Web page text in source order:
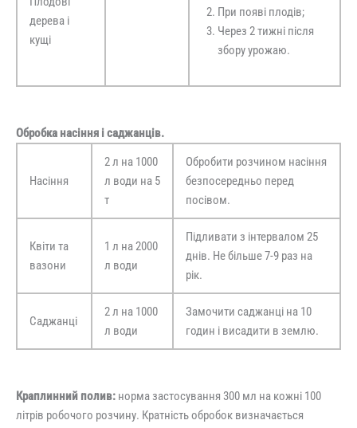
дерева і
кущі
При появі плодів;
Через 2 тижні після
збору урожаю.
Обробка насіння і саджанців.
Насіння
2 л на 1000
л води на 5
т
Обробити розчином насіння
безпосередньо перед
посівом.
Квіти та
вазони
1 л на 2000
л води
Підливати з інтервалом 25
днів. Не більше 7-9 раз на
рік.
Саджанці
2 л на 1000
л води
Замочити саджанці на 10
годин і висадити в землю.
Краплинний полив: норма застосування 300 мл на кожні 100
літрів робочого розчину. Кратність обробок визначається